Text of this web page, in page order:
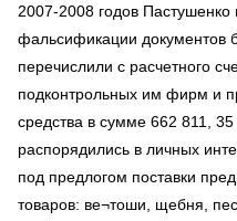
2007-2008 годов Пастушенко
фальсификации документов
перечислили с расчетного
подконтрольных им фирм и
средства в сумме 662 811,
распорядились в личных
под предлогом поставки
товаров: ве¬тоши, щебня,